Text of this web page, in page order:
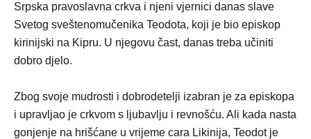
Srpska pravoslavna crkva i njeni vjernici danas slave
Svetog sveštenomučenika Teodota, koji je bio episkop
kirinijski na Kipru. U njegovu čast, danas treba učiniti
dobro djelo.
Zbog svoje mudrosti i dobrodetelji izabran je za episkopa
i upravljao je crkvom s ljubavlju i revnošću. Ali kada nasta
gonjenje na hrišćane u vrijeme cara Likinija, Teodot je